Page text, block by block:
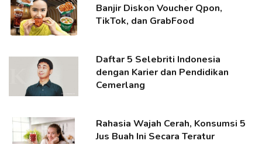
Banjir Diskon Voucher Qpon,
TikTok, dan GrabFood
Daftar 5 Selebriti Indonesia
dengan Karier dan Pendidikan
Cemerlang
Rahasia Wajah Cerah, Konsumsi 5
Jus Buah Ini Secara Teratur